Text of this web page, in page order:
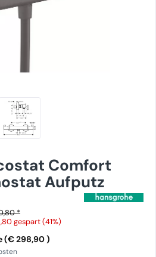
Comfort
Aufputz
*
gespart (41%)
(€ 298,90 )